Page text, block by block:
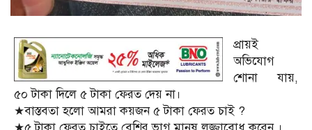
প্রায়ই
অভিযোগ
শোনা যায়,
৫০ টাকা দিলে ৫ টাকা ফেরত দেয় না।
★বাস্তবতা হলো আমরা কয়জন ৫ টাকা ফেরত চাই ?